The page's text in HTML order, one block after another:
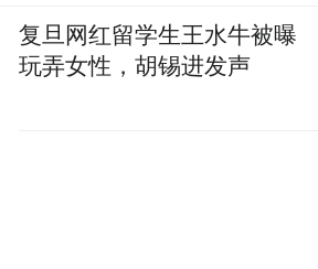
复旦网红留学生王水牛被曝
玩弄女性，胡锡进发声